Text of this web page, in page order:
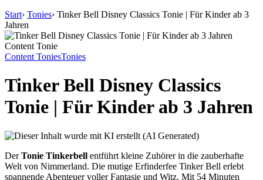
Start› Tonies› Tinker Bell Disney Classics Tonie | Für Kinder ab 3
Jahren
Content Tonie
Content ToniesTonies
Tinker Bell Disney Classics
Tonie | Für Kinder ab 3 Jahren
DerTonie Tinkerbell entführt kleine Zuhörer in die zauberhafte
Welt von Nimmerland. Die mutige Erfinderfee Tinker Bell erlebt
spannende Abenteuer voller Fantasie und Witz. Mit 54 Minuten